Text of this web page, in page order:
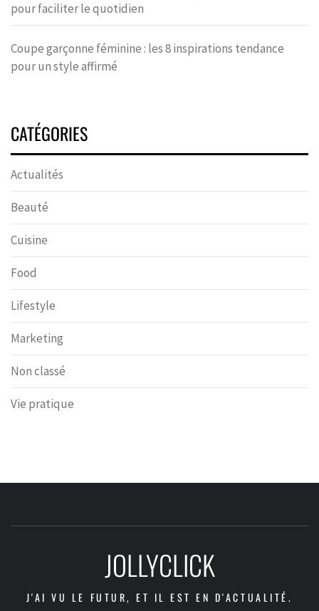
pour faciliter le quotidien
Coupe garçonne féminine : les 8 inspirations tendance
pour un style affirmé
CATÉGORIES
Actualités
Beauté
Cuisine
Food
Lifestyle
Marketing
Non classé
Vie pratique
JOLLYCLICK
J'AI VU LE FUTUR, ET IL EST EN D'ACTUALITÉ.